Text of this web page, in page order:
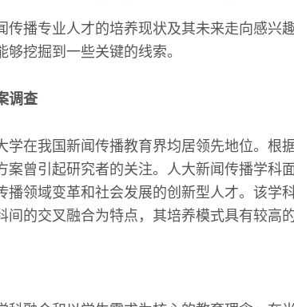
传播专业人才的培养现状及其未来走向感兴
挖掘到一些关键的线索。
调查
学在我国新闻传播教育界均居领先地位。根
案曾引起研究者的关注。人大新闻传播学科
播领域变革和社会发展的创新型人才。该学
间的交叉融合为特点，其培养模式具有较高的